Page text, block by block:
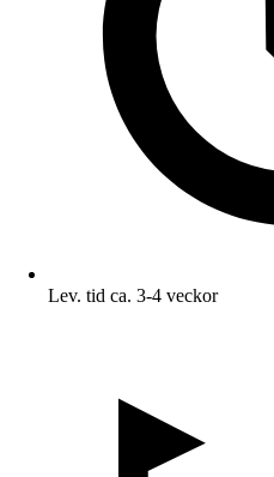
Lev. tid ca. 3-4 veckor